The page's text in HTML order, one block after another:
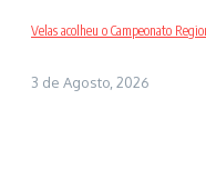
Velas acolheu o Campeonato
3 de Agosto, 2026